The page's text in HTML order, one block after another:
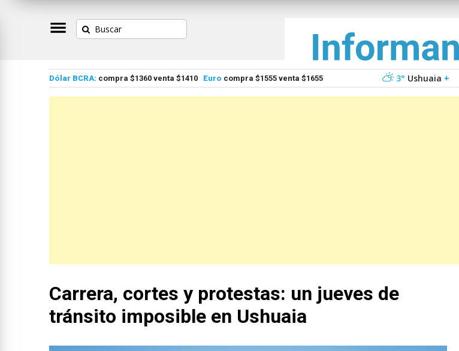
Dólar BCRA: compra $1360 venta $1410 Euro compra $1555 venta $1655 3° Ushuaia +
Carrera, cortes y protestas: un jueves de
tránsito imposible en Ushuaia